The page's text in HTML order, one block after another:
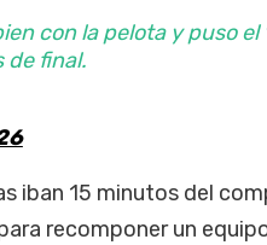
con la pelota y puso el
de final.
iban 15 minutos del
recomponer un